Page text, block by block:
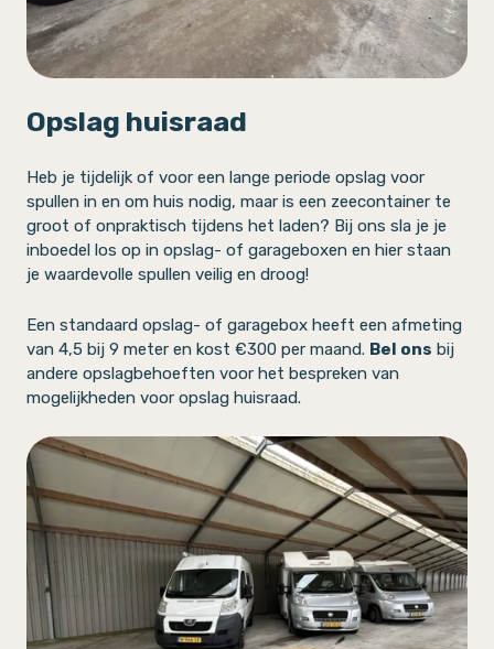
Opslag huisraad
Heb je tijdelijk of voor een lange periode opslag voor
spullen in en om huis nodig, maar is een zeecontainer te
groot of onpraktisch tijdens het laden? Bij ons sla je je
inboedel los op in opslag- of garageboxen en hier staan
je waardevolle spullen veilig en droog!
Een standaard opslag- of garagebox heeft een afmeting
van 4,5 bij 9 meter en kost €300 per maand. Bel ons bij
andere opslagbehoeften voor het bespreken van
mogelijkheden voor opslag huisraad.